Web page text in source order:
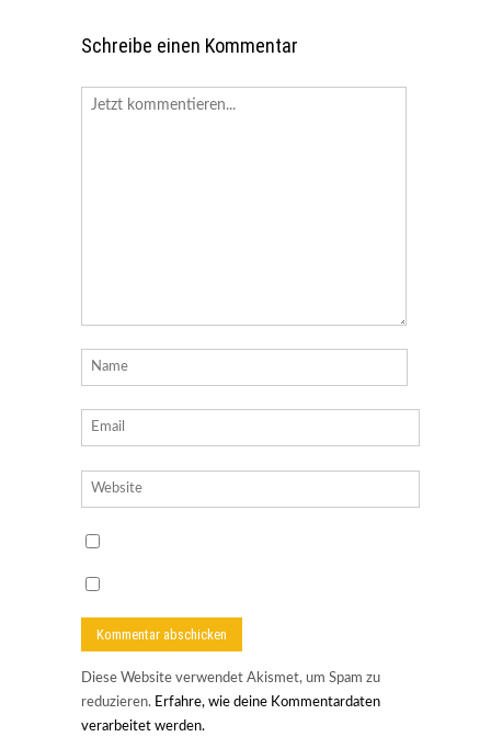
Schreibe einen Kommentar
Diese Website verwendet Akismet, um Spam zu
reduzieren. Erfahre, wie deine Kommentardaten
verarbeitet werden.